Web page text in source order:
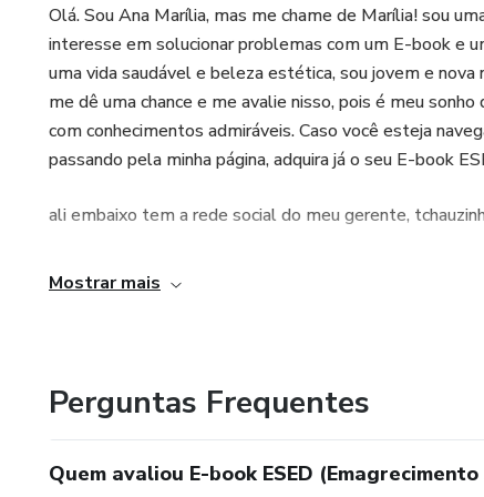
Olá. Sou Ana Marília, mas me chame de Marília! sou
interesse em solucionar problemas com um E-book e
uma vida saudável e beleza estética, sou jovem e
me dê uma chance e me avalie nisso, pois é meu
com conhecimentos admiráveis. Caso você esteja
passando pela minha página, adquira já o seu E-book
ali embaixo tem a rede social do meu gerente,
Mostrar mais
Perguntas Frequentes
Quem avaliou E-book ESED